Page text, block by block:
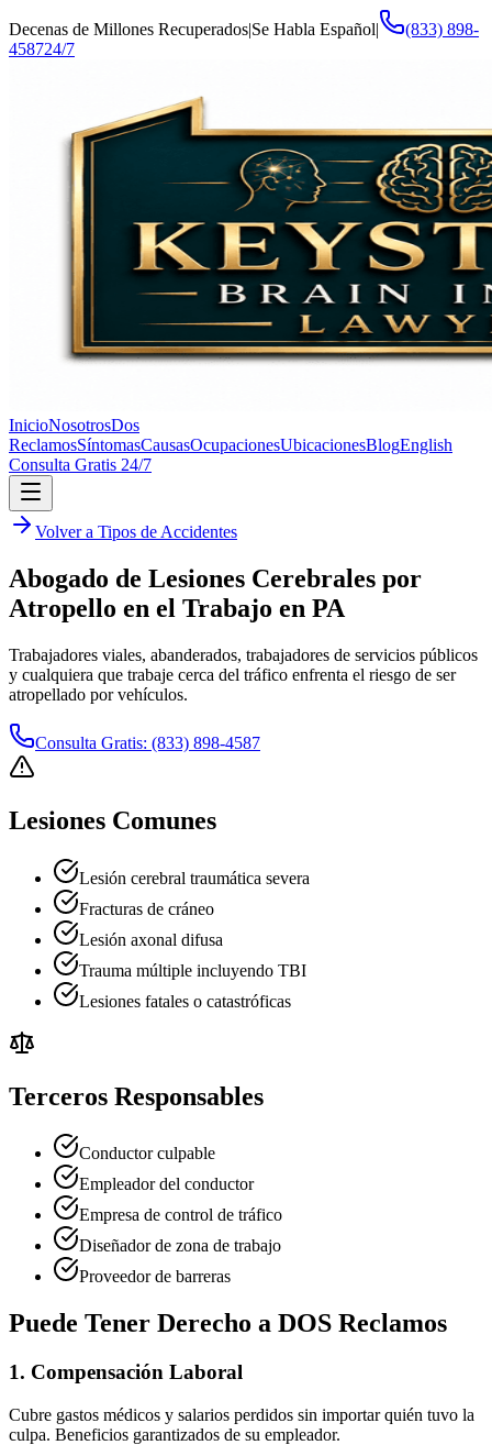
Decenas de Millones Recuperados|Se Habla Español|
(833) 898-
458724/7
InicioNosotrosDos
ReclamosSíntomasCausasOcupacionesUbicacionesBlogEnglish
Consulta Gratis 24/7
Volver a Tipos de Accidentes
Abogado de Lesiones Cerebrales por
Atropello en el Trabajo en PA
Trabajadores viales, abanderados, trabajadores de servicios públicos
y cualquiera que trabaje cerca del tráfico enfrenta el riesgo de ser
atropellado por vehículos.
Consulta Gratis: (833) 898-4587
Lesiones Comunes
Lesión cerebral traumática severa
Fracturas de cráneo
Lesión axonal difusa
Trauma múltiple incluyendo TBI
Lesiones fatales o catastróficas
Terceros Responsables
Conductor culpable
Empleador del conductor
Empresa de control de tráfico
Diseñador de zona de trabajo
Proveedor de barreras
Puede Tener Derecho a DOS Reclamos
1. Compensación Laboral
Cubre gastos médicos y salarios perdidos sin importar quién tuvo la
culpa. Beneficios garantizados de su empleador.